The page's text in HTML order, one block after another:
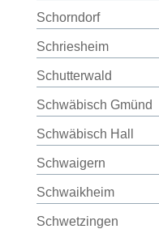
Schorndorf
Schriesheim
Schutterwald
Schwäbisch Gmünd
Schwäbisch Hall
Schwaigern
Schwaikheim
Schwetzingen